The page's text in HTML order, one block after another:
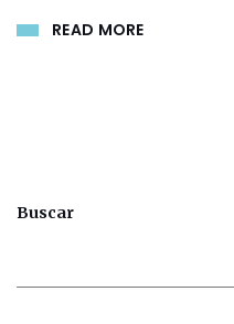
READ MORE
Buscar